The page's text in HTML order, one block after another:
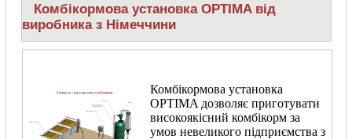
Комбікормова установка OPTIMA від
виробника з Німеччини
Комбікормова установка
OPTIMA дозволяє приготувати
високоякісний комбікорм за
умов невеликого підприємства з